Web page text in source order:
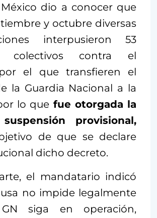
dio a conocer que
y octubre diversas
interpusieron 53
colectivos contra el
el que transfieren el
la Guardia Nacional a la
lo que fue otorgada la
provisional,
de que se declare
dicho decreto.
el mandatario indicó
no impide legalmente
siga en operación,